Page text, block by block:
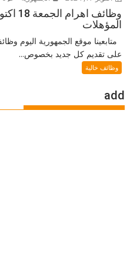
المؤهلات
متابعينا موقع الجمهورية اليوم
على تقديم كل جديد بخصوص...
وظائف خالية
add